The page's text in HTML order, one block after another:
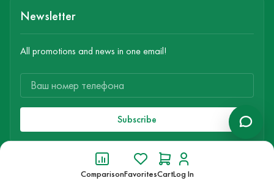
ComparisonFavoritesCartLog In
Newsletter
All promotions and news in one email!
Subscribe
© 1995-2026 EMAN MATERIALS